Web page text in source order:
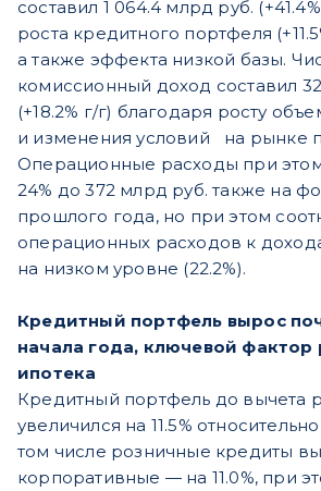
составил 1 064.4 млрд руб.
роста кредитного портфеля
а также эффекта низкой базы.
комиссионный доход составил
(+18.2% г/г) благодаря росту
и изменения условий на рынке
Операционные расходы при
24% до 372 млрд руб. также на
прошлого года, но при этом
операционных расходов к
на низком уровне (22.2%).
Кредитный портфель вырос
начала года, ключевой фактор
ипотека
Кредитный портфель до вычета
увеличился на 11.5%
том числе розничные кредиты
корпоративные — на 11.0%, при